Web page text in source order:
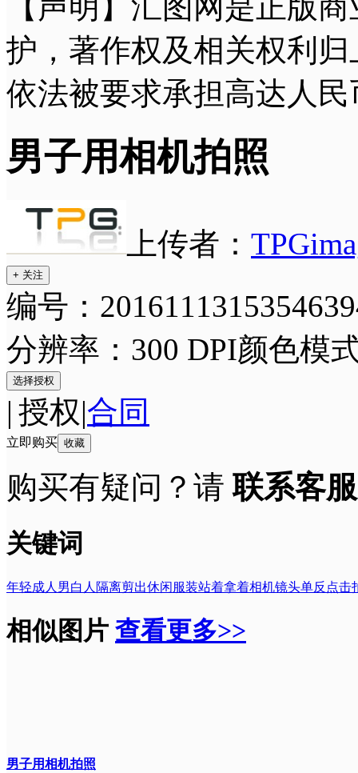
护，著作权及相关权利
依法被要求承担高达人
男子用相机拍照
上传者：
+ 关注
编号：
分辨率：300 DPI颜色模
选择授权
| 授权|合同
立即购买 收藏
购买有疑问？请联系客服
关键词
年轻成人 男白人 隔离剪出休闲服装站着拿着相机镜头单反 点击
相似图片 查看更多>>
男子用相机拍照